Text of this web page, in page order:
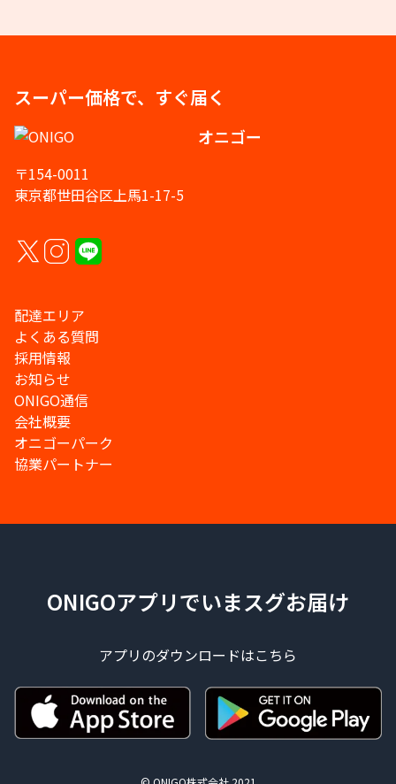
スーパー価格で、すぐ届く
オニゴー
〒154-0011
東京都世田谷区上馬1-17-5
配達エリア
よくある質問
採用情報
お知らせ
ONIGO通信
会社概要
オニゴーパーク
協業パートナー
ONIGOアプリでいまスグお届け
アプリのダウンロードはこちら